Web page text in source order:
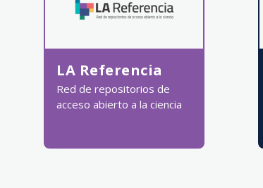
LA Referencia
Red de repositorios de
acceso abierto a la ciencia